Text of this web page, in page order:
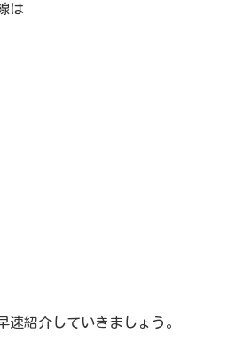
は
速紹介していきましょう。